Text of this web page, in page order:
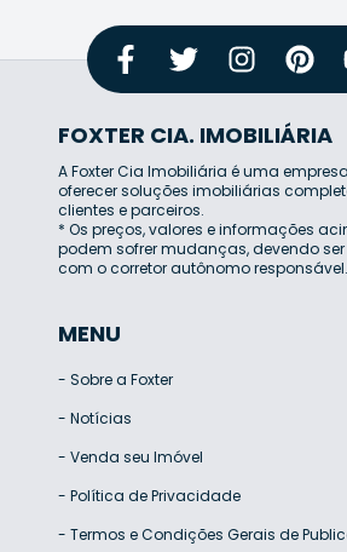
FOXTER CIA. IMOBILIÁRIA
A Foxter Cia Imobiliária é uma
oferecer soluções imobiliárias
clientes e parceiros.
* Os preços, valores e informações
podem sofrer mudanças, devendo
com o corretor autônomo responsável.
MENU
- Sobre a Foxter
- Notícias
- Venda seu Imóvel
- Política de Privacidade
- Termos e Condições Gerais de